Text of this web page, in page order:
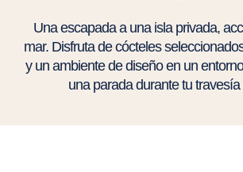
Una escapada a una isla privada,
mar. Disfruta de cócteles
y un ambiente de diseño en un
una parada durante tu